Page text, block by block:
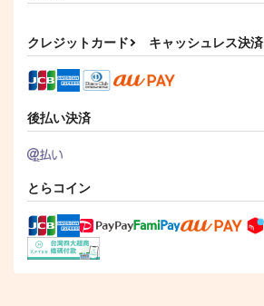
クレジットカード キャッシュレス決済
後払い決済
とらコイン